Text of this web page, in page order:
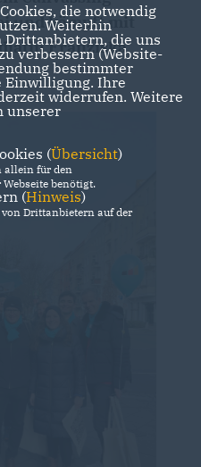
und kämpft mit
Franziska
die notwendig
Weiterhin
Drittanbietern, die uns
verbessern (Website-
bestimmter
Einwilligung. Ihre
widerrufen. Weitere
unserer
(Übersicht)
allein für den
benötigt.
(Hinweis)
Drittanbietern auf der